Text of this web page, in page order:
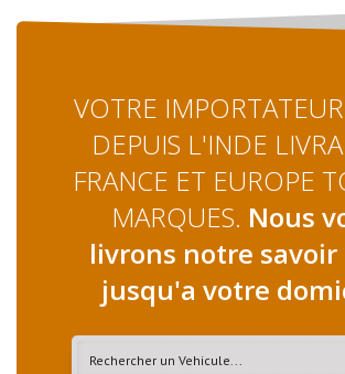
VOTRE
DEPUIS L'INDE
FRANCE ET EUROPE
MARQUES. Nous
livrons notre
jusqu'a votre